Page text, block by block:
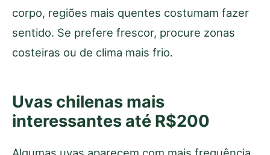
corpo, regiões mais quentes costumam fazer
sentido. Se prefere frescor, procure zonas
costeiras ou de clima mais frio.
Uvas chilenas mais
interessantes até R$200
Algumas uvas aparecem com mais frequência